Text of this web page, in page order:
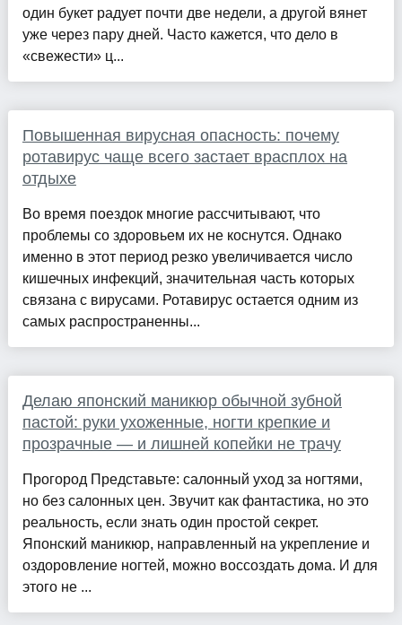
один букет радует почти две недели, а другой вянет
уже через пару дней. Часто кажется, что дело в
«свежести» ц...
Повышенная вирусная опасность: почему
ротавирус чаще всего застает врасплох на
отдыхе
Во время поездок многие рассчитывают, что
проблемы со здоровьем их не коснутся. Однако
именно в этот период резко увеличивается число
кишечных инфекций, значительная часть которых
связана с вирусами. Ротавирус остается одним из
самых распространенны...
Делаю японский маникюр обычной зубной
пастой: руки ухоженные, ногти крепкие и
прозрачные — и лишней копейки не трачу
Прогород Представьте: салонный уход за ногтями,
но без салонных цен. Звучит как фантастика, но это
реальность, если знать один простой секрет.
Японский маникюр, направленный на укрепление и
оздоровление ногтей, можно воссоздать дома. И для
этого не ...